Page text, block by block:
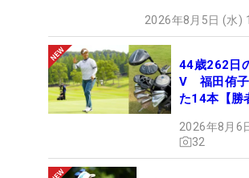
2026年8月5日 (水)
44歳262日
V 福田侑子
た14本【勝
2026年8月6
32